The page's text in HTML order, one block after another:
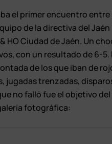
el primer encuentro
de la directiva del
HO Ciudad de Jaén. Un
con un resultado de 6-
de los que iban de
jugadas trenzadas,
no falló fue el objetivo
fotográfica: